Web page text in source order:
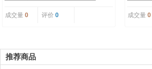
成交量 0 评价 0 成交量 0
推荐商品